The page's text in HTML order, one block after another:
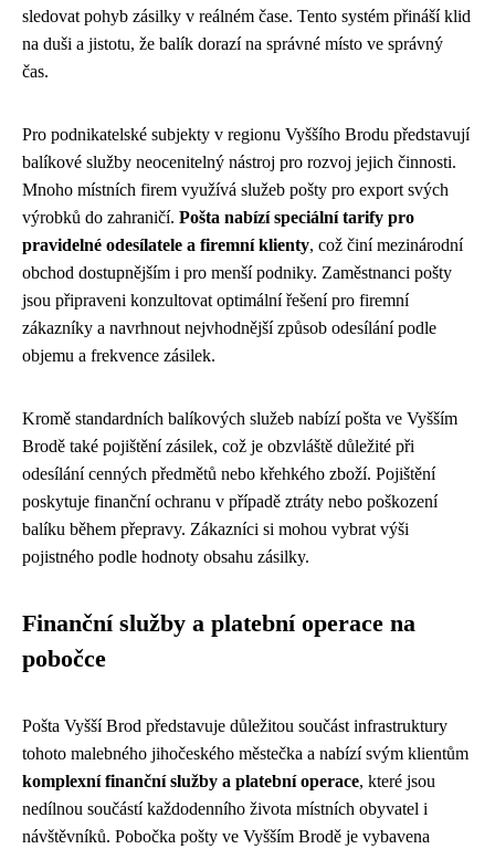
sledovat pohyb zásilky v reálném čase. Tento systém přináší klid
na duši a jistotu, že balík dorazí na správné místo ve správný
čas.
Pro podnikatelské subjekty v regionu Vyššího Brodu představují
balíkové služby neocenitelný nástroj pro rozvoj jejich činnosti.
Mnoho místních firem využívá služeb pošty pro export svých
výrobků do zahraničí. Pošta nabízí speciální tarify pro
pravidelné odesílatele a firemní klienty, což činí mezinárodní
obchod dostupnějším i pro menší podniky. Zaměstnanci pošty
jsou připraveni konzultovat optimální řešení pro firemní
zákazníky a navrhnout nejvhodnější způsob odesílání podle
objemu a frekvence zásilek.
Kromě standardních balíkových služeb nabízí pošta ve Vyšším
Brodě také pojištění zásilek, což je obzvláště důležité při
odesílání cenných předmětů nebo křehkého zboží. Pojištění
poskytuje finanční ochranu v případě ztráty nebo poškození
balíku během přepravy. Zákazníci si mohou vybrat výši
pojistného podle hodnoty obsahu zásilky.
Finanční služby a platební operace na
pobočce
Pošta Vyšší Brod představuje důležitou součást infrastruktury
tohoto malebného jihočeského městečka a nabízí svým klientům
komplexní finanční služby a platební operace, které jsou
nedílnou součástí každodenního života místních obyvatel i
návštěvníků. Pobočka pošty ve Vyšším Brodě je vybavena